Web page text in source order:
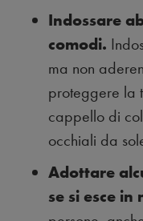
Indossare
comodi.
ma non
proteggere la
cappello di
occhiali da
Adottare
se si esce in